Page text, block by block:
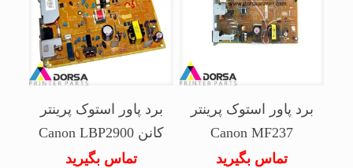
برد پاور استوک پرینتر
Canon MF237
تماس بگیرید
برد پاور استوک پرینتر
کانن Canon LBP2900
تماس بگیرید